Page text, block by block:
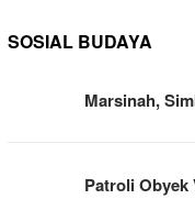
SOSIAL BUDAYA
Marsinah,
Patroli